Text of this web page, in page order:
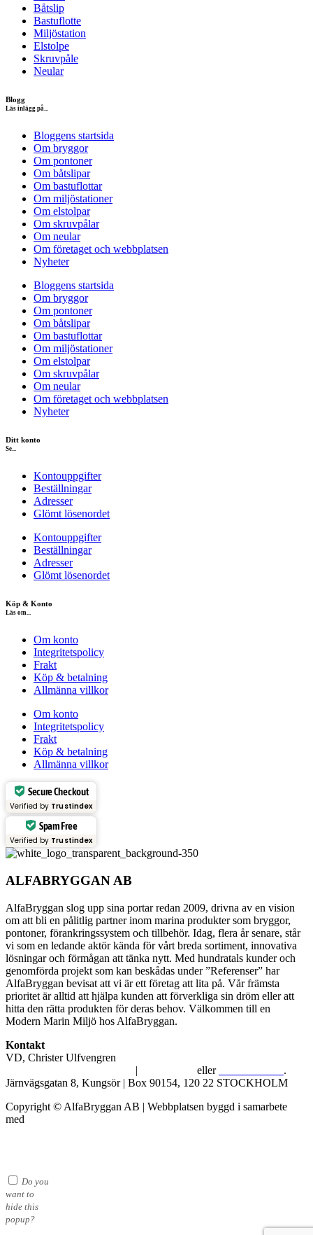
Båtslip
Bastuflotte
Miljöstation
Elstolpe
Skruvpåle
Neular
Blogg
Läs inlägg på...
Bloggens startsida
Om bryggor
Om pontoner
Om båtslipar
Om bastuflottar
Om miljöstationer
Om elstolpar
Om skruvpålar
Om neular
Om företaget och webbplatsen
Nyheter
Bloggens startsida
Om bryggor
Om pontoner
Om båtslipar
Om bastuflottar
Om miljöstationer
Om elstolpar
Om skruvpålar
Om neular
Om företaget och webbplatsen
Nyheter
Ditt konto
Se...
Kontouppgifter
Beställningar
Adresser
Glömt lösenordet
Kontouppgifter
Beställningar
Adresser
Glömt lösenordet
Köp & Konto
Läs om...
Om konto
Integritetspolicy
Frakt
Köp & betalning
Allmänna villkor
Om konto
Integritetspolicy
Frakt
Köp & betalning
Allmänna villkor
Secure Checkout
Verified by Trustindex
Spam Free
Verified by Trustindex
ALFABRYGGAN AB
AlfaBryggan slog upp sina portar redan 2009, drivna av en vision
om att bli en pålitlig partner inom marina produkter som bryggor,
pontoner, förankringssystem och tillbehör. Idag, flera år senare, står
vi som en ledande aktör kända för vårt breda sortiment, innovativa
lösningar och förmågan att tänka nytt. Med hundratals kunder och
genomförda projekt som kan beskådas under ”Referenser” har
AlfaBryggan bevisat att vi är ett företag att lita på. Vår främsta
prioritet är alltid att hjälpa kunden att förverkliga sin dröm eller att
hitta den rätta produkten för deras behov. Välkommen till en
Modern Marin Miljö hos AlfaBryggan.
Kontakt
VD, Christer Ulfvengren
| eller
.
Järnvägsgatan 8, Kungsör | Box 90154, 120 22 STOCKHOLM
Copyright © AlfaBryggan AB | Webbplatsen byggd i samarbete
med
Do you
want to
hide this
popup?